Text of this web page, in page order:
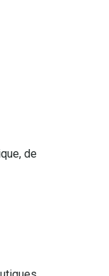
de